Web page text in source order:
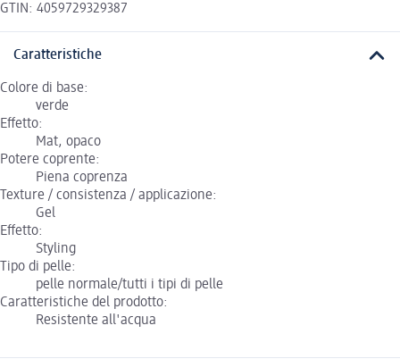
GTIN: 4059729329387
Caratteristiche
Colore di base:
verde
Effetto:
Mat, opaco
Potere coprente:
Piena coprenza
Texture / consistenza / applicazione:
Gel
Effetto:
Styling
Tipo di pelle:
pelle normale/tutti i tipi di pelle
Caratteristiche del prodotto:
Resistente all'acqua